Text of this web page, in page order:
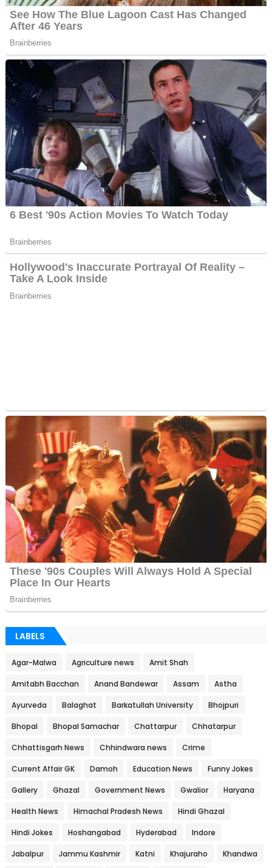
LABELS
Agar-Malwa Agriculture news Amit Shah
Amitabh Bacchan Anand Bandewar Assam Astha
Ayurveda Balaghat Barkatullah University Bhojpuri
Bhopal Bhopal Samachar Chattarpur Chhatarpur
Chhattisgarh News Chhindwara news Crime
Current Affair GK Damoh Education News Funny Jokes
Gallery Ghazal Government News Gwalior Haryana
Health News Himachal Pradesh News Hindi Ghazal
Hindi Jokes Hoshangabad Hyderabad Indore
Jabalpur Jammu Kashmir Katni Khajuraho Khandwa